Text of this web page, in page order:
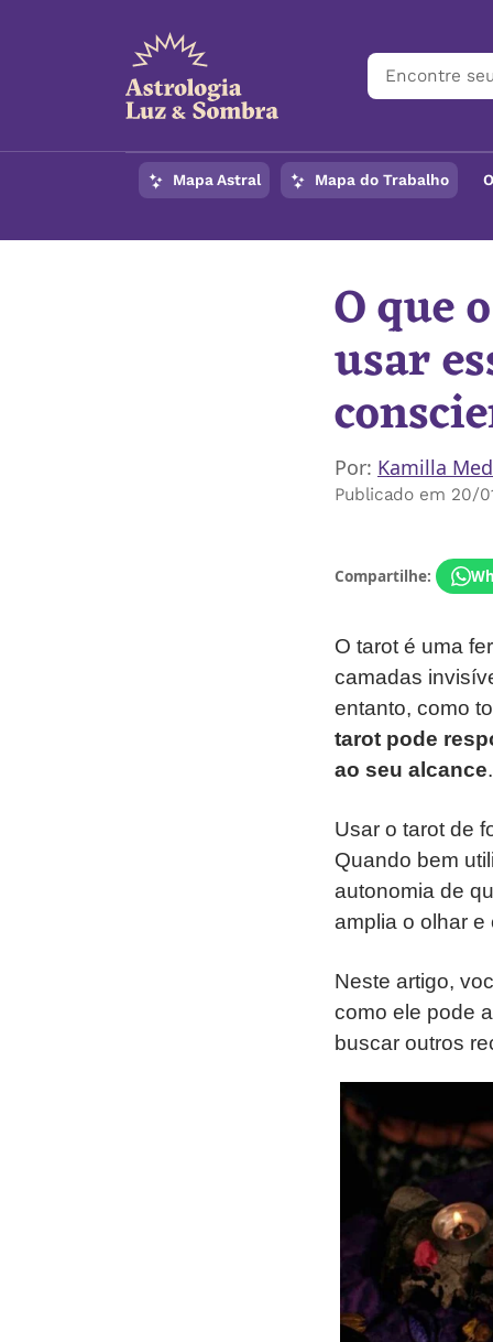
Mapa Astral Mapa do Trabalho
O que
usar
Por: Kamilla
Publicado em 20/
Compartilhe:
O tarot é uma
camadas
entanto, como
tarot pode
ao seu alcance.
Usar o tarot de
Quando bem
autonomia de
amplia o olhar
Neste artigo,
como ele pode
buscar outros